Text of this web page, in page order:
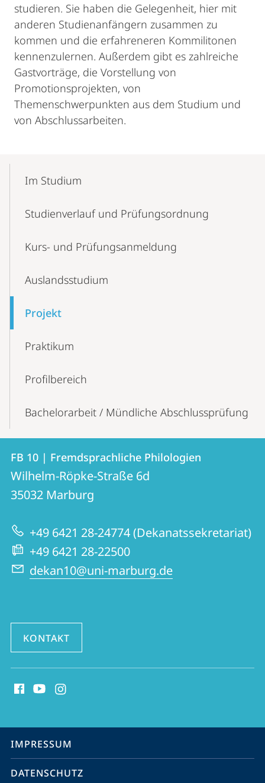
studieren. Sie haben die Gelegenheit, hier mit
anderen Studienanfängern zusammen zu
kommen und die erfahreneren Kommilitonen
kennenzulernen. Außerdem gibt es zahlreiche
Gastvorträge, die Vorstellung von
Promotionsprojekten, von
Themenschwerpunkten aus dem Studium und
von Abschlussarbeiten.
NavigationIm Studium
Studienverlauf und Prüfungsordnung
Kurs- und Prüfungsanmeldung
Auslandsstudium
Projekt
Praktikum
Profilbereich
Bachelorarbeit / Mündliche Abschlussprüfung
Kontakt
und
Informationen
zur
Website
Kontaktinformationen
FB
10
|
Fremdsprachliche
Philologien
FB 10 | Fremdsprachliche Philologien
Wilhelm-Röpke-Straße 6d
35032 Marburg
+49 6421 28-24774 (Dekanatssekretariat)
+49 6421 28-22500
dekan10@uni-marburg.de
KONTAKT
Media
Service-
Navigation
IMPRESSUM
DATENSCHUTZ